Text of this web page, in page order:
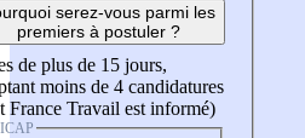
serez-vous parmi les
premiers à postuler ?
de plus de 15 jours,
moins de 4 candidatures
France Travail est informé)